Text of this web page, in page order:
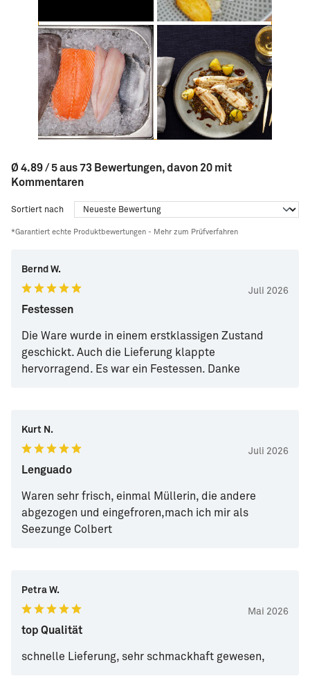
Ø 4.89 / 5 aus 73 Bewertungen, davon 20 mit
Kommentaren
Sortiert nach
*Garantiert echte Produktbewertungen - Mehr zum Prüfverfahren
Bernd W.
Juli 2026
Festessen
Die Ware wurde in einem erstklassigen Zustand
geschickt. Auch die Lieferung klappte
hervorragend. Es war ein Festessen. Danke
Kurt N.
Juli 2026
Lenguado
Waren sehr frisch, einmal Müllerin, die andere
abgezogen und eingefroren,mach ich mir als
Seezunge Colbert
Petra W.
Mai 2026
top Qualität
schnelle Lieferung, sehr schmackhaft gewesen,